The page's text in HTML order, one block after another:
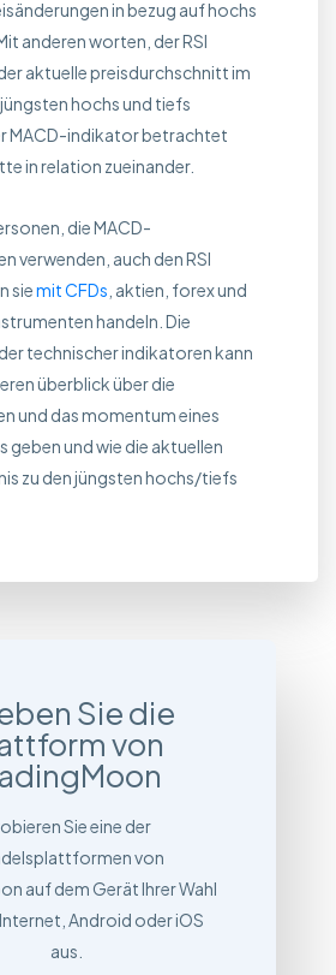
in bezug auf hochs
anderen worten, der RSI
aktuelle preisdurchschnitt im
hochs und tiefs
MACD-indikator betrachtet
in relation zueinander.
die MACD-
verwenden, auch den RSI
siemit CFDs , aktien, forex und
handeln. Die
technischer indikatoren kann
überblick über die
und das momentum eines
und wie die aktuellen
zu den jüngsten hochs/tiefs
Sie die
von
Sie eine der
von
auf dem Gerät Ihrer Wahl
Android oder iOS
aus.